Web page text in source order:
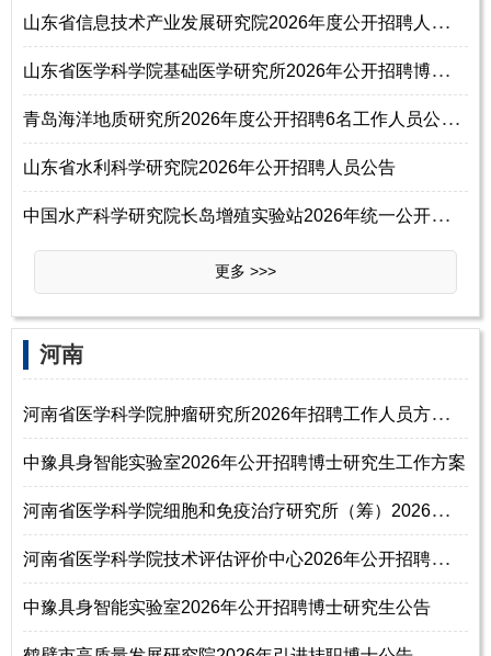
山
东省信息技术产业发展研究院2026年度公开招聘人员公告
山
东省医学科学院基础医学研究所2026年公开招聘博士研究生工作人员公告
青
岛海洋地质研究所2026年度公开招聘6名工作人员公告（第三批）
山东省水利科学研究院2026年公开招聘人员公告
中
国水产科学研究院长岛增殖实验站2026年统一公开招聘工作人员公告（第三批
更多 >>>
‌‌河南
河
南省医学科学院肿瘤研究所2026年招聘工作人员方案（第一批）
中豫具身智能实验室2026年公开招聘博士研究生工作方案
河
南省医学科学院细胞和免疫治疗研究所（筹）2026年公开招聘工作人员公告
河
南省医学科学院技术评估评价中心2026年公开招聘工作人员方案
中豫具身智能实验室2026年公开招聘博士研究生公告